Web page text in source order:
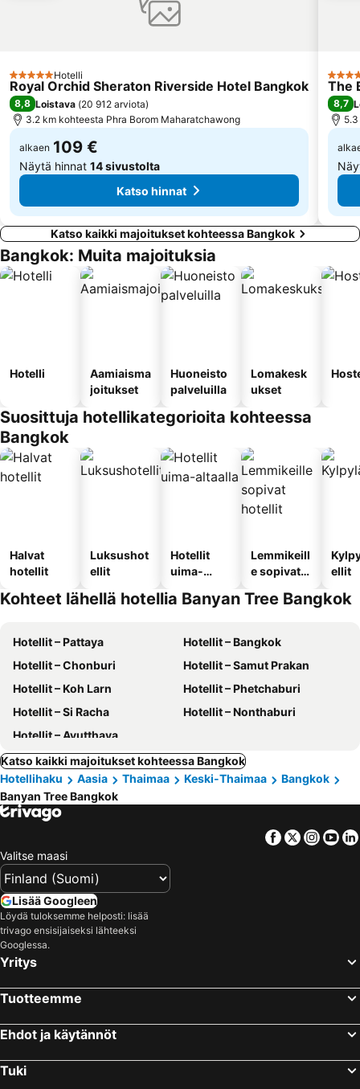
Seacon Square
Grand Palace and Temples and City Tour
5 Tähtiluokitus
Hotelli
Royal Orchid Sheraton Riverside Hotel Bangkok
8,8 Loistava (20 912 arviota)
3.2 km kohteesta Phra Borom Maharatchawong
alkaen 109 €
Näytä hinnat 14 sivustolta
Katso hinnat
5
The
8,7
Katso kaikki majoitukset kohteessa Bangkok
Bangkok: Muita majoituksia
Hotelli
Aamiaisma
joitukset
Huoneisto
palveluilla
Lomakesk
ukset
Suosittuja hotellikategorioita kohteessa
Bangkok
Halvat
hotellit
Luksushot
ellit
Hotellit
uima-
Lemmikeill
e sopivat
ellit
Kohteet lähellä hotellia Banyan Tree Bangkok
Hotellit – Pattaya
Hotellit – Bangkok
Hotellit – Chonburi
Hotellit – Samut Prakan
Hotellit – Koh Larn
Hotellit – Phetchaburi
Hotellit – Si Racha
Hotellit – Nonthaburi
Hotellit – Ayutthaya
Katso kaikki majoitukset kohteessa Bangkok
Hotellihaku
Aasia Thaimaa Keski-Thaimaa
Bangkok
Banyan Tree Bangkok
Facebook
Twitter
Valitse maasi
Lisää Googleen
Löydä tuloksemme helposti: lisää
trivago ensisijaiseksi lähteeksi
Googlessa.
Yritys
Tuotteemme
Ehdot ja käytännöt
Tuki